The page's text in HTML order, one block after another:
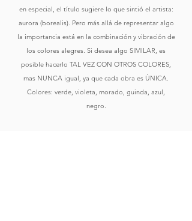
en especial, el título sugiere lo que sintió el artista:
aurora (borealis). Pero más allá de representar algo
la importancia está en la combinación y vibración de
los colores alegres. Si desea algo SIMILAR, es
posible hacerlo TAL VEZ CON OTROS COLORES,
mas NUNCA igual, ya que cada obra es ÚNICA.
Colores: verde, violeta, morado, guinda, azul,
negro.